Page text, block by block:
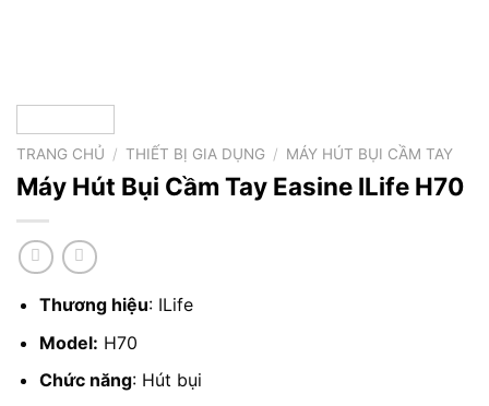
TRANG CHỦ / THIẾT BỊ GIA DỤNG / MÁY HÚT BỤI CẦM TAY
Máy Hút Bụi Cầm Tay Easine ILife H70
Thương hiệu: ILife
Model: H70
Chức năng: Hút bụi